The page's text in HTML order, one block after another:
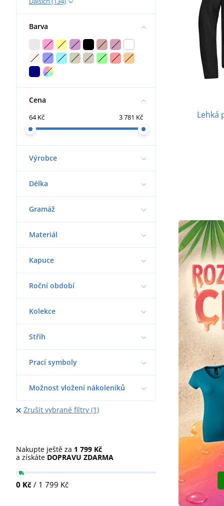
Barva
Cena
64 Kč 3 781 Kč
Výrobce
Délka
Gramáž
Materiál
Kapuce
Roční období
Kolekce
Střih
Prací symboly
Možnost vložení nákoleníků
Zrušit vybrané filtry (1)
Nakupte ještě za 1 799 Kč
a získáte DOPRAVU ZDARMA
0 Kč / 1 799 Kč
Lehká